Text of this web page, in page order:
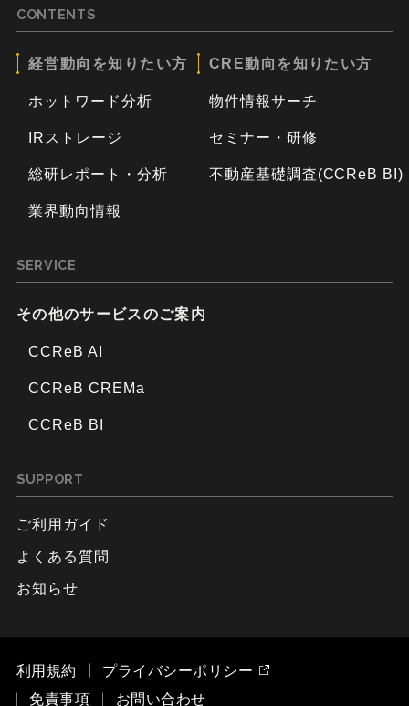
CONTENTS
経営動向を知りたい方
ホットワード分析
IRストレージ
総研レポート・分析
業界動向情報
CRE動向を知りたい方
物件情報サーチ
セミナー・研修
不動産基礎調査(CCReB BI)
SERVICE
その他のサービスのご案内
CCReB AI
CCReB CREMa
CCReB BI
SUPPORT
ご利用ガイド
よくある質問
お知らせ
利用規約
プライバシーポリシー
免責事項
お問い合わせ